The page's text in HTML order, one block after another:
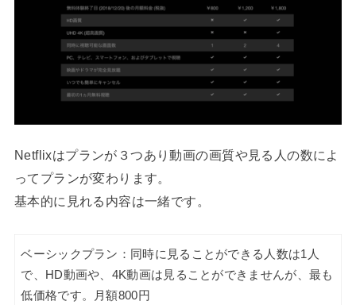
Netflixはプランが３つあり動画の画質や見る人の数によ
ってプランが変わります。
基本的に見れる内容は一緒です。
ベーシックプラン：同時に見ることができる人数は1人
で、HD動画や、4K動画は見ることができませんが、最も
低価格です。月額800円